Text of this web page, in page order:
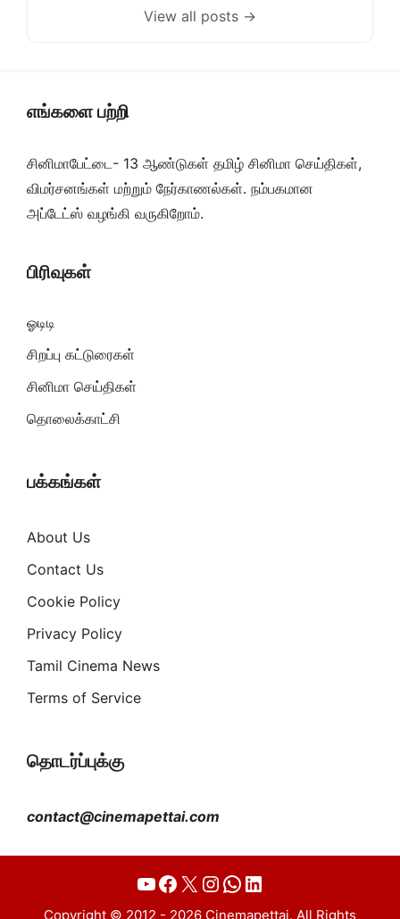
View all posts →
எங்களை பற்றி
சினிமாபேட்டை- 13 ஆண்டுகள் தமிழ் சினிமா செய்திகள்,
விமர்சனங்கள் மற்றும் நேர்காணல்கள். நம்பகமான
அப்டேட்ஸ் வழங்கி வருகிறோம்.
பிரிவுகள்
ஓடிடி
சிறப்பு கட்டுரைகள்
சினிமா செய்திகள்
தொலைக்காட்சி
பக்கங்கள்
About Us
Contact Us
Cookie Policy
Privacy Policy
Tamil Cinema News
Terms of Service
தொடர்ப்புக்கு
contact@cinemapettai.com
YouTube
Facebook
X Instagram
WhatsApp
LinkedIn
Copyright © 2012 - 2026 Cinemapettai. All Rights